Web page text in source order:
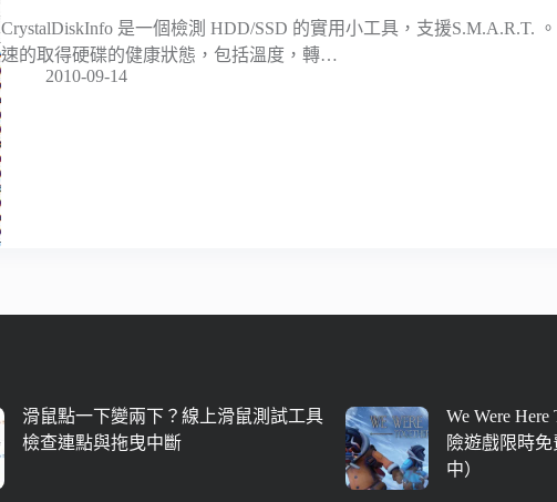
CrystalDiskInfo 是一個檢測 HDD/SSD 的實用小工具，支援S.M.A.R.T.
速的取得硬碟的健康狀態，包括溫度，轉…
2010-09-14
滑鼠點一下變兩下？線上滑鼠測試工具
檢查連點與拖曳中斷
We Were
險遊戲限時免
中）